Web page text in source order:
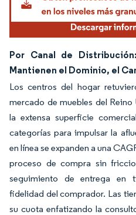
Por Canal de
Mantienen el Dominio, el
Los centros del hogar
mercado de muebles del
la extensa superficie
categorías para impulsar la
en línea se expanden a una
proceso de compra sin
seguimiento de entrega en
fidelidad del comprador. Las
su cuota enfatizando la